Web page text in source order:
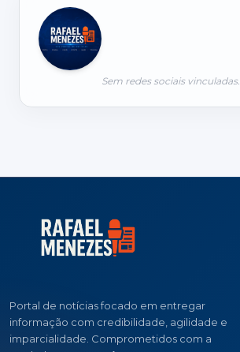
Sem redes sociais vinculadas.
Portal de notícias focado em entregar
informação com credibilidade, agilidade e
imparcialidade. Comprometidos com a